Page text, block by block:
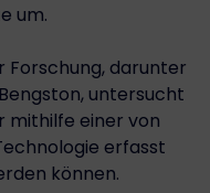
um.
darunter
untersucht
mithilfe einer von
erfasst
können.